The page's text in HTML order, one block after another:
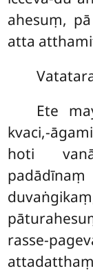
ahesuṃ,
atta
Ete
kvaci,-
hoti
rasse-